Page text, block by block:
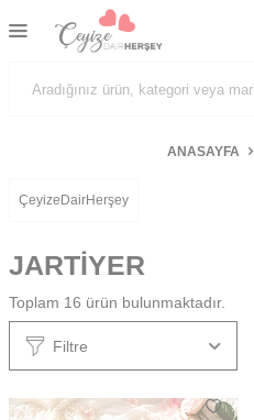
ANASAYFA
ÇeyizeDairHerşey
JARTİYER
Toplam 16 ürün bulunmaktadır.
Filtre